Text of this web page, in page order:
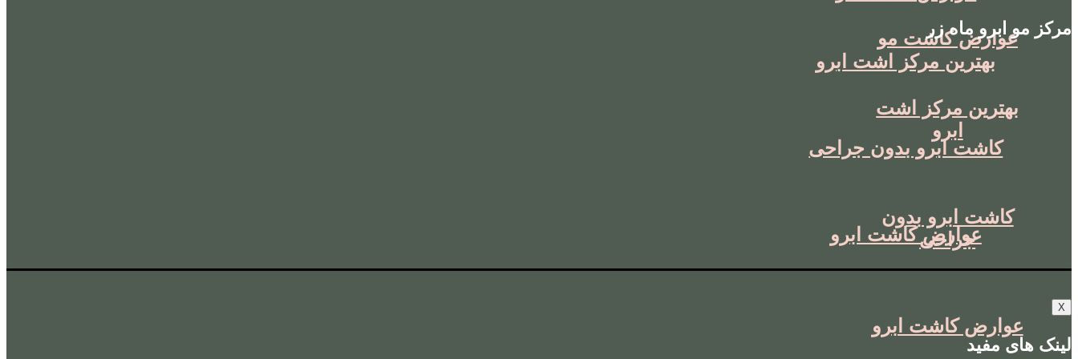
عوارض کاشت مو
بهترین مرکز اشت
ابرو
کاشت ابرو بدون
جراحی
عوارض کاشت ابرو
بهترین مرکز اشت ابرو
کاشت ابرو بدون جراحی
عوارض کاشت ابرو
X
مرکز مو ابرو ماه زر
لینک های مفید